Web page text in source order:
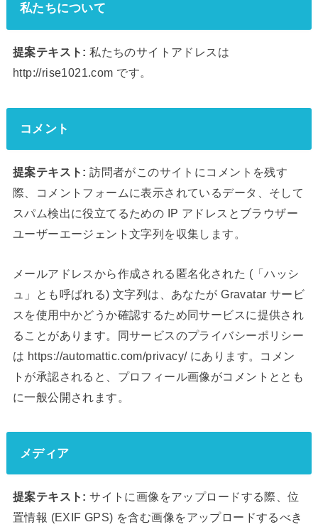
私たちについて
提案テキスト:私たちのサイトアドレスは
http://rise1021.com です。
コメント
提案テキスト:訪問者がこのサイトにコメントを残す
際、コメントフォームに表示されているデータ、そして
スパム検出に役立てるための IP アドレスとブラウザー
ユーザーエージェント文字列を収集します。
メールアドレスから作成される匿名化された (「ハッシ
ュ」とも呼ばれる) 文字列は、あなたが Gravatar サービ
スを使用中かどうか確認するため同サービスに提供され
ることがあります。同サービスのプライバシーポリシー
は https://automattic.com/privacy/ にあります。コメン
トが承認されると、プロフィール画像がコメントととも
に一般公開されます。
メディア
提案テキスト:サイトに画像をアップロードする際、位
置情報 (EXIF GPS) を含む画像をアップロードするべき